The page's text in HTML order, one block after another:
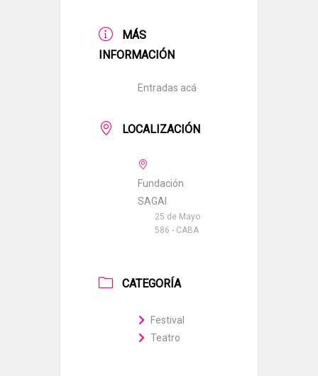
MÁS
INFORMACIÓN
Entradas acá
LOCALIZACIÓN
Fundación
SAGAI
25 de Mayo
586 - CABA
CATEGORÍA
Festival
Teatro